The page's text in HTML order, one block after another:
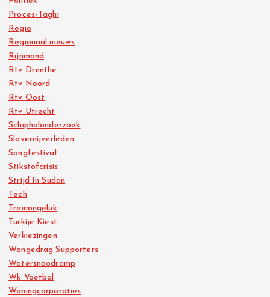
Proces-Taghi
Regio
Regionaal nieuws
Rijnmond
Rtv Drenthe
Rtv Noord
Rtv Oost
Rtv Utrecht
Schipholonderzoek
Slavernijverleden
Songfestival
Stikstofcrisis
Strijd In Sudan
Tech
Treinongeluk
Turkije Kiest
Verkiezingen
Wangedrag Supporters
Watersnoodramp
Wk Voetbal
Woningcorporaties